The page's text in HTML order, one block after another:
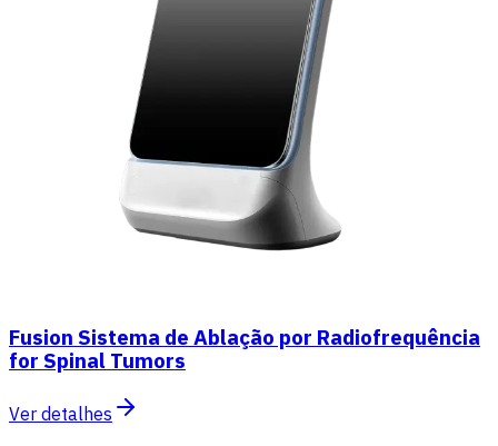
Fusion Sistema de Ablação por Radiofrequência
for Spinal Tumors
Ver detalhes